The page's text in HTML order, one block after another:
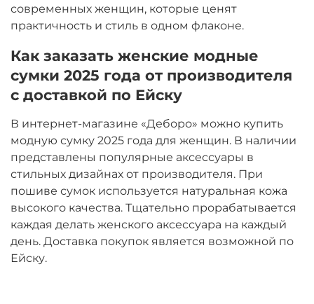
современных женщин, которые ценят
практичность и стиль в одном флаконе.
Как заказать женские модные
сумки 2025 года от производителя
с доставкой по Ейску
В интернет-магазине «Деборо» можно купить
модную сумку 2025 года для женщин. В наличии
представлены популярные аксессуары в
стильных дизайнах от производителя. При
пошиве сумок используется натуральная кожа
высокого качества. Тщательно прорабатывается
каждая делать женского аксессуара на каждый
день. Доставка покупок является возможной по
Ейску.